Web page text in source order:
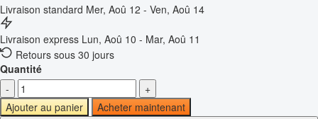
Livraison standard Mer, Aoû 12 - Ven, Aoû 14
Livraison express Lun, Aoû 10 - Mar, Aoû 11
Retours sous 30 jours
Quantité
-
+
Ajouter au panier
Acheter maintenant